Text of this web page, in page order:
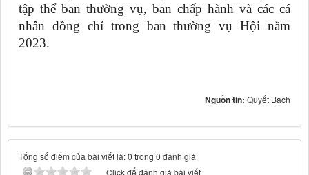
tập thể ban thường vụ, ban chấp hành và các cá
nhân đồng chí trong ban thường vụ Hội năm
2023.
Nguồn tin: Quyết Bạch
Tổng số điểm của bài viết là: 0 trong 0 đánh giá
Click để đánh giá bài viết